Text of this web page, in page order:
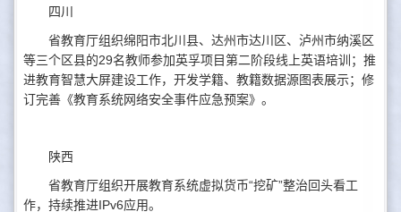
四川
省教育厅组织绵阳市北川县、达州市达川区、泸州市纳溪区
等三个区县的29名教师参加英孚项目第二阶段线上英语培训；推
进教育智慧大屏建设工作，开发学籍、教籍数据源图表展示；修
订完善《教育系统网络安全事件应急预案》。
陕西
省教育厅组织开展教育系统虚拟货币“挖矿”整治回头看工
作，持续推进IPv6应用。